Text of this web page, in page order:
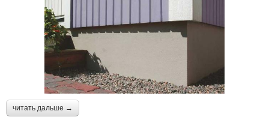
читать дальше →